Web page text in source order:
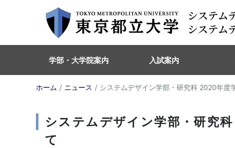
学部・大学院案内 入試案内
ホーム ニュース システムデザイン学部・研究科 2020年度
システムデザイン学部・研究
て